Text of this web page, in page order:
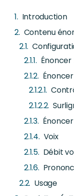
Introduction
Contenu
Voix
Débit
Usage